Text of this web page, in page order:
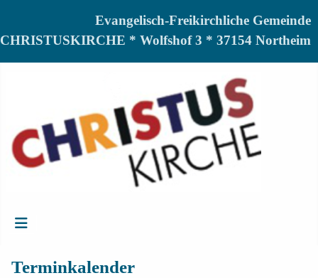
Evangelisch-Freikirchliche Gemeinde
CHRISTUSKIRCHE * Wolfshof 3 * 37154 Northeim
Terminkalender